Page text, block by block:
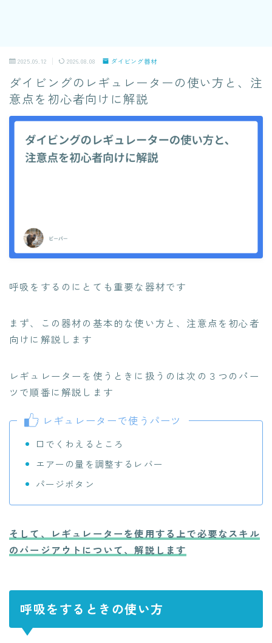
2025.09.12 2026.08.08 ダイビング器材
ダイビングのレギュレーターの使い方と、注
意点を初心者向けに解説
呼吸をするのにとても重要な器材です
まず、この器材の基本的な使い方と、注意点を初心者
向けに解説します
レギュレーターを使うときに扱うのは次の３つのパー
ツで順番に解説します
レギュレーターで使うパーツ
口でくわえるところ
エアーの量を調整するレバー
パージボタン
そして、レギュレーターを使用する上で必要なスキル
のパージアウトについて、解説します
呼吸をするときの使い方